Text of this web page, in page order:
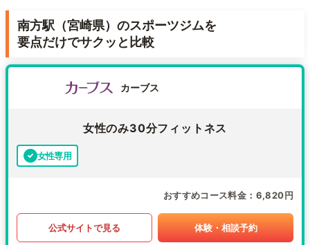
南方駅（宮崎県）のスポーツジムを
要点だけでサクッと比較
カーブス
女性のみ30分フィットネス
女性専用
おすすめコース料金 6,820円
公式サイトで見る 体験・相談予約